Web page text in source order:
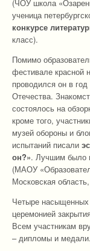
(ЧОУ школа
ученица
конкурсе
класс).
Помимо
фестивале красной
проводился он в
Отечества.
состоялось на
кроме того,
музей обороны и
испытаний писали
он?». Лучшим было
(МАОУ
Московская
Четыре насыщенных
церемонией
Всем участникам
– дипломы и медали.